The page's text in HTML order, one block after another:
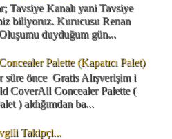
Tavsiye Kanalı yani Tavsiye
biliyoruz. Kurucusu Renan
duyduğum gün...
Palette (Kapatıcı Palet)
süre önce Gratis Alışverişim i
CoverAll Concealer Palette (
) aldığımdan ba...
Takipçi...